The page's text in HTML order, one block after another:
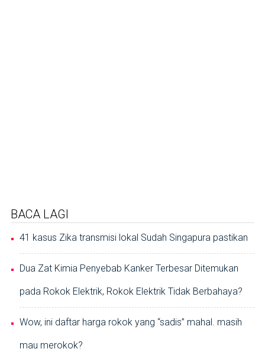
BACA LAGI
41 kasus Zika transmisi lokal Sudah Singapura pastikan
Dua Zat Kimia Penyebab Kanker Terbesar Ditemukan
pada Rokok Elektrik, Rokok Elektrik Tidak Berbahaya?
Wow, ini daftar harga rokok yang “sadis” mahal. masih
mau merokok?